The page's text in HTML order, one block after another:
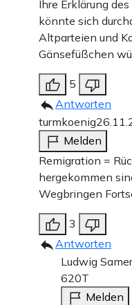
Ihre Erklärung
könnte sich
Altparteien und
Gänsefüßchen
5
Antworten
turmkoenig
Melden
Remigration =
hergekommen
Wegbringen
3
Antworten
Ludwig
620T
Melden